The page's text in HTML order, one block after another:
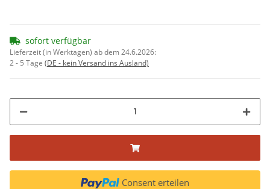
sofort verfügbar
Lieferzeit (in Werktagen) ab dem 24.6.2026:
2 - 5 Tage (DE - kein Versand ins Ausland)
Consent erteilen